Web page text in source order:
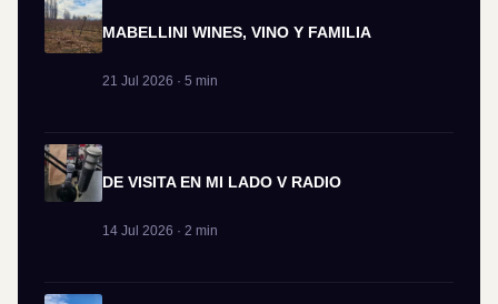
MABELLINI WINES, VINO Y FAMILIA
21 Jul 2026 · 5 min
DE VISITA EN MI LADO V RADIO
14 Jul 2026 · 2 min